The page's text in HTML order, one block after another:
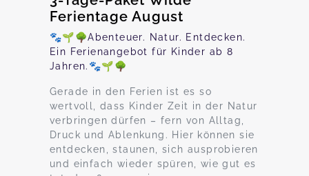
Ferientage August
🐾🌱🌳Abenteuer. Natur. Entdecken.
Ein Ferienangebot für Kinder ab 8
Jahren.🐾🌱🌳
Gerade in den Ferien ist es so
wertvoll, dass Kinder Zeit in der Natur
verbringen dürfen – fern von Alltag,
Druck und Ablenkung. Hier können sie
entdecken, staunen, sich ausprobieren
und einfach wieder spüren, wie gut es